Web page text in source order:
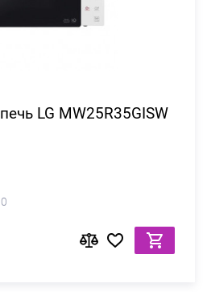
LG MW25R35GISW
0